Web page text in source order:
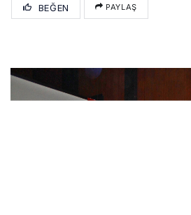
BEĞEN PAYLAŞ